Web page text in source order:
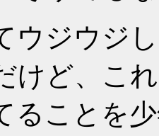
ウジウジ
けど、こ
ることを